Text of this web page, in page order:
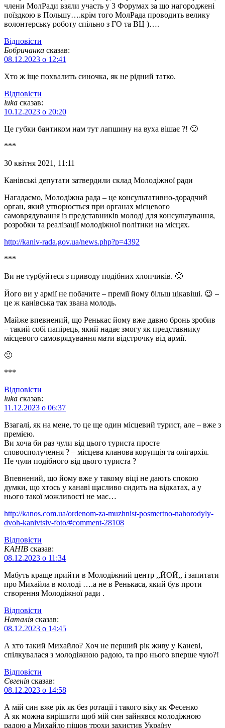
члени МолРади взяли участь у 3 Форумах за що нагороджені
поїздкою в Польшу….крім того МолРада проводить велику
волонтерську роботу спільно з ГО та ВЦ )….
Відповіcти
Бобричанка сказав:
08.12.2023 о 12:41
Хто ж іще похвалить синочка, як не рідний татко.
Відповіcти
luka сказав:
10.12.2023 о 20:20
Це губки бантиком нам тут лапшину на вуха вішає ?! 🙂
***
30 квітня 2021, 11:11
Канівські депутати затвердили склад Молодіжної ради
Нагадаємо, Молодіжна рада – це консультативно-дорадчий
орган, який утворюється при органах місцевого
самоврядування із представників молоді для консультування,
розробки та реалізації молодіжної політики на місцях.
http://kaniv-rada.gov.ua/news.php?p=4392
***
Ви не турбуйтеся з приводу подібних хлопчиків. 🙂
Його ви у армії не побачите – премії йому більш цікавіші. 😉 –
це ж канівська так звана молодь.
Майже впевнений, що Ренькас йому вже давно бронь зробив
– такий собі папірець, який надає змогу як представнику
місцевого самоврядування мати відстрочку від армії.
🙂
***
Відповіcти
luka сказав:
11.12.2023 о 06:37
Взагалі, як на мене, то це ще один місцевий турист, але – вже з
премією.
Ви хоча би раз чули від цього туриста просте
словосполучення ? – місцева кланова корупція та олігархія.
Не чули подібного від цього туриста ?
Впевнений, що йому вже у такому віці не дають спокою
думки, що хтось у канаві щасливо сидить на відкатах, а у
нього такої можливості не має…
http://kanos.com.ua/ordenom-za-muzhnist-posmertno-nahorodyly-
dvoh-kanivtsiv-foto/#comment-28108
Відповіcти
КАНІВ сказав:
08.12.2023 о 11:34
Мабуть краще прийти в Молодіжний центр ,,ЙОЙ,, і запитати
про Михайла в молоді ….а не в Ренькаса, який був проти
створення Молодіжної ради .
Відповіcти
Наталія сказав:
08.12.2023 о 14:45
А хто такий Михайло? Хоч не перший рік живу у Каневі,
спілкувалася з молодіжною радою, та про нього вперше чую?!
Відповіcти
Євгенія сказав:
08.12.2023 о 14:58
А мій син вже рік як без ротації і такого віку як Фесенко
А як можна вирішити щоб мій син зайнявся молодіжною
радою а Михайло пішов трохи захистив Україну